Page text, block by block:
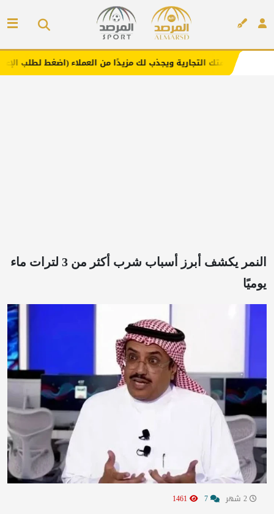
التجارية ويجذب لك مزيدًا من العملاء (اضغط لطلب الإعلان)
النمر يكشف أبرز أسباب شرب أكثر من 3 لترات ماء
يوميًا